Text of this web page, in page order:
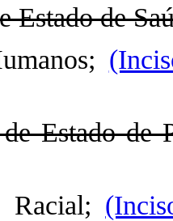
Estado de
Estado de